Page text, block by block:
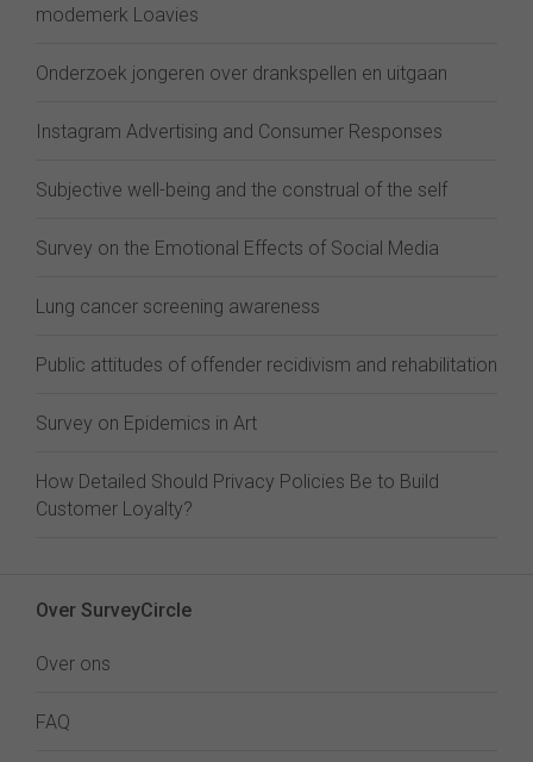
modemerk Loavies
Onderzoek jongeren over drankspellen en uitgaan
Instagram Advertising and Consumer Responses
Subjective well-being and the construal of the self
Survey on the Emotional Effects of Social Media
Lung cancer screening awareness
Public attitudes of offender recidivism and rehabilitation
Survey on Epidemics in Art
How Detailed Should Privacy Policies Be to Build
Customer Loyalty?
Over SurveyCircle
Over ons
FAQ